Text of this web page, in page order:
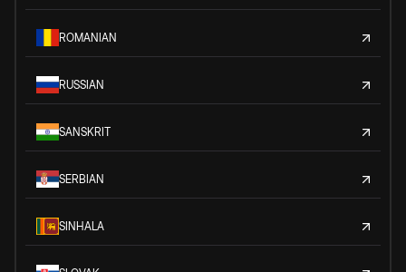
ROMANIAN
RUSSIAN
SANSKRIT
SERBIAN
SINHALA